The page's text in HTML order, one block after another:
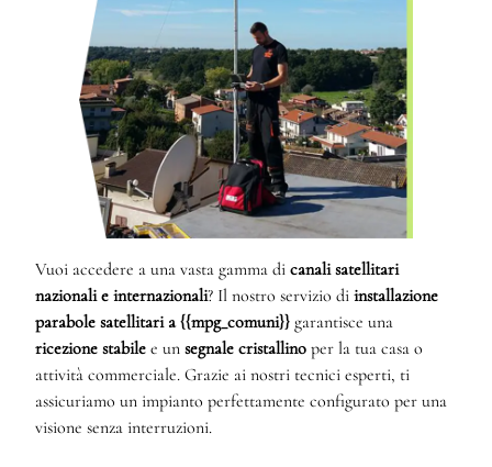
Vuoi accedere a una vasta gamma di canali satellitari
nazionali e internazionali? Il nostro servizio di installazione
parabole satellitari a {{mpg_comuni}} garantisce una
ricezione stabile e un segnale cristallino per la tua casa o
attività commerciale. Grazie ai nostri tecnici esperti, ti
assicuriamo un impianto perfettamente configurato per una
visione senza interruzioni.